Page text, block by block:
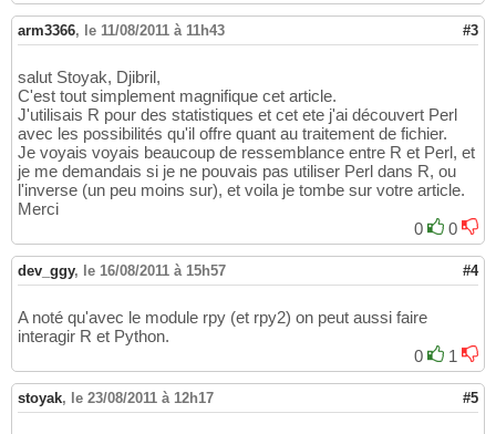
arm3366, le 11/08/2011 à 11h43 #3
salut Stoyak, Djibril,
C'est tout simplement magnifique cet article.
J'utilisais R pour des statistiques et cet ete j'ai découvert Perl
avec les possibilités qu'il offre quant au traitement de fichier.
Je voyais voyais beaucoup de ressemblance entre R et Perl, et
je me demandais si je ne pouvais pas utiliser Perl dans R, ou
l'inverse (un peu moins sur), et voila je tombe sur votre article.
Merci
0
0
dev_ggy, le 16/08/2011 à 15h57 #4
A noté qu'avec le module rpy (et rpy2) on peut aussi faire
interagir R et Python.
0
1
stoyak, le 23/08/2011 à 12h17 #5